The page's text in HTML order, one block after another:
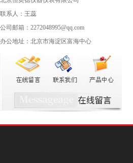
联系人：王蕊
公司邮箱：2272048995@qq.com
办公地址：北京市海淀区富海中心